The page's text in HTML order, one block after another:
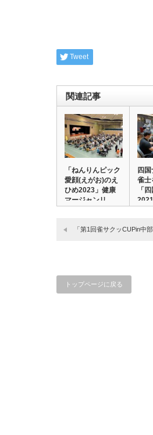
Tweet
関連記事
「ねんりんピック
愛顔(えがお)のえ
ひめ2023」健康
マージャンリ…
四
雀士
「
「第1回雀サクッCUPin中
トップページに戻る